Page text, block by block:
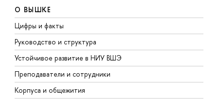
О ВЫШКЕ
Цифры и факты
Руководство и структура
Устойчивое развитие в НИУ ВШЭ
Преподаватели и сотрудники
Корпуса и общежития